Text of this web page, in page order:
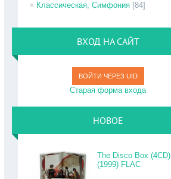
Классическая, Симфония [84]
ВХОД НА САЙТ
ВОЙТИ ЧЕРЕЗ UID
Старая форма входа
НОВОЕ
The Disco Box (4CD)
(1999) FLAC